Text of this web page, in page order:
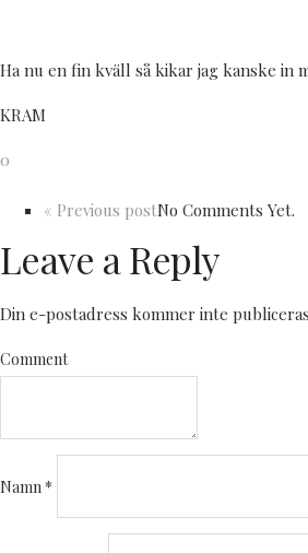
Ha nu en fin kväll så kikar jag kanske in
KRAM
0
« Previous postNo Comments Yet.
Leave a Reply
Din e-postadress kommer inte
Comment
Namn *